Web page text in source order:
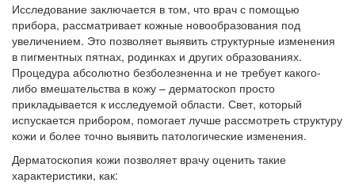
Исследование заключается в том, что врач с помощью
прибора, рассматривает кожные новообразования под
увеличением. Это позволяет выявить структурные изменения
в пигментных пятнах, родинках и других образованиях.
Процедура абсолютно безболезненна и не требует какого-
либо вмешательства в кожу – дерматоскоп просто
прикладывается к исследуемой области. Свет, который
испускается прибором, помогает лучше рассмотреть структуру
кожи и более точно выявить патологические изменения.
Дерматоскопия кожи позволяет врачу оценить такие
характеристики, как: